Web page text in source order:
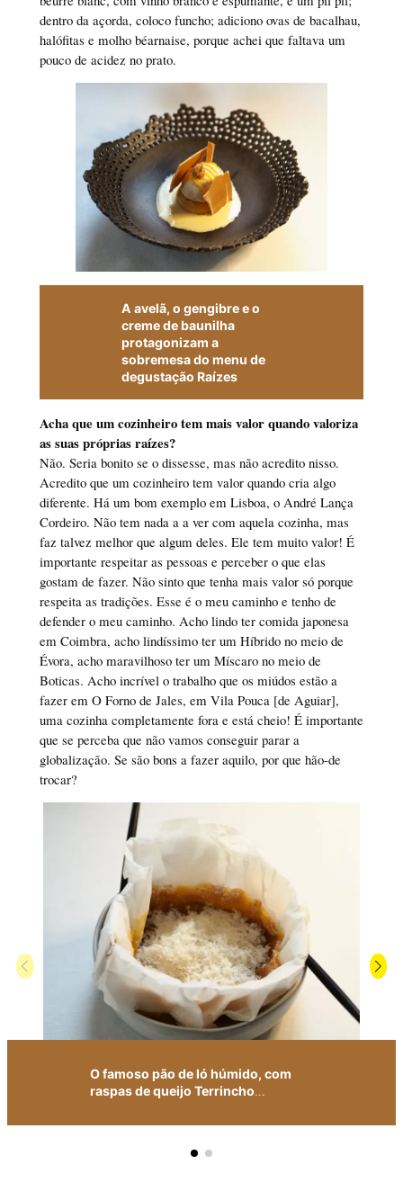
dentro da açorda, coloco funcho; adiciono ovas de bacalhau,
halófitas e molho béarnaise, porque achei que faltava um
pouco de acidez no prato.
A avelã, o gengibre e o
creme de baunilha
protagonizam a
sobremesa do menu de
degustação Raízes
Acha que um cozinheiro tem mais valor quando valoriza
as suas próprias raízes?
Não. Seria bonito se o dissesse, mas não acredito nisso.
Acredito que um cozinheiro tem valor quando cria algo
diferente. Há um bom exemplo em Lisboa, o André Lança
Cordeiro. Não tem nada a a ver com aquela cozinha, mas
faz talvez melhor que algum deles. Ele tem muito valor! É
importante respeitar as pessoas e perceber o que elas
gostam de fazer. Não sinto que tenha mais valor só porque
respeita as tradições. Esse é o meu caminho e tenho de
defender o meu caminho. Acho lindo ter comida japonesa
em Coimbra, acho lindíssimo ter um Híbrido no meio de
Évora, acho maravilhoso ter um Míscaro no meio de
Boticas. Acho incrível o trabalho que os miúdos estão a
fazer em O Forno de Jales, em Vila Pouca [de Aguiar],
uma cozinha completamente fora e está cheio! É importante
que se perceba que não vamos conseguir parar a
globalização. Se são bons a fazer aquilo, por que hão-de
trocar?
O famoso pão de ló húmido, com
raspas de queijo Terrincho…